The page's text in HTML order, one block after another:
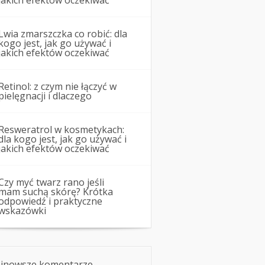
zmarszczka co robić: dla
jest, jak go używać i
efektów oczekiwać
z czym nie łączyć w
i dlaczego
w kosmetykach:
kogo jest, jak go używać i
efektów oczekiwać
myć twarz rano jeśli
suchą skórę? Krótka
i praktyczne